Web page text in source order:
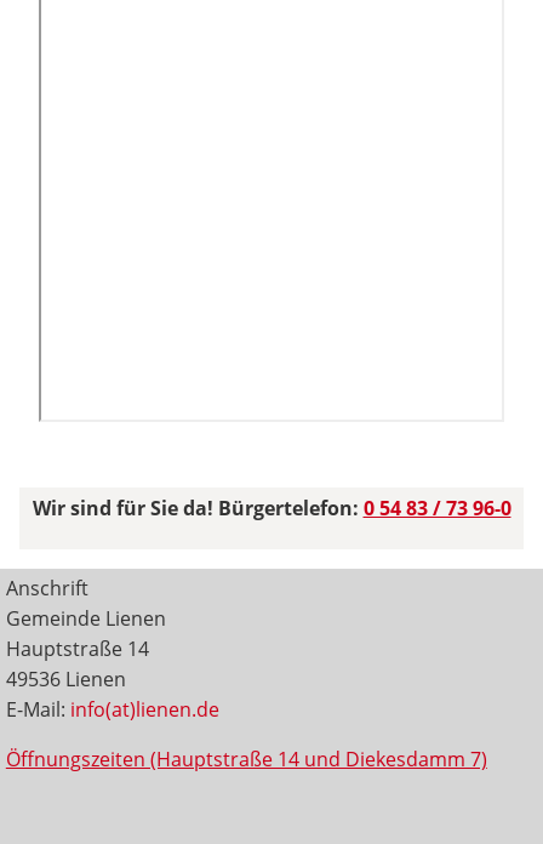
Wir sind für Sie da! Bürgertelefon: 0 54 83 / 73 96-0
Anschrift
Gemeinde Lienen
Hauptstraße 14
49536 Lienen
E-Mail: info(at)lienen.de
Öffnungszeiten (Hauptstraße 14 und Diekesdamm 7)